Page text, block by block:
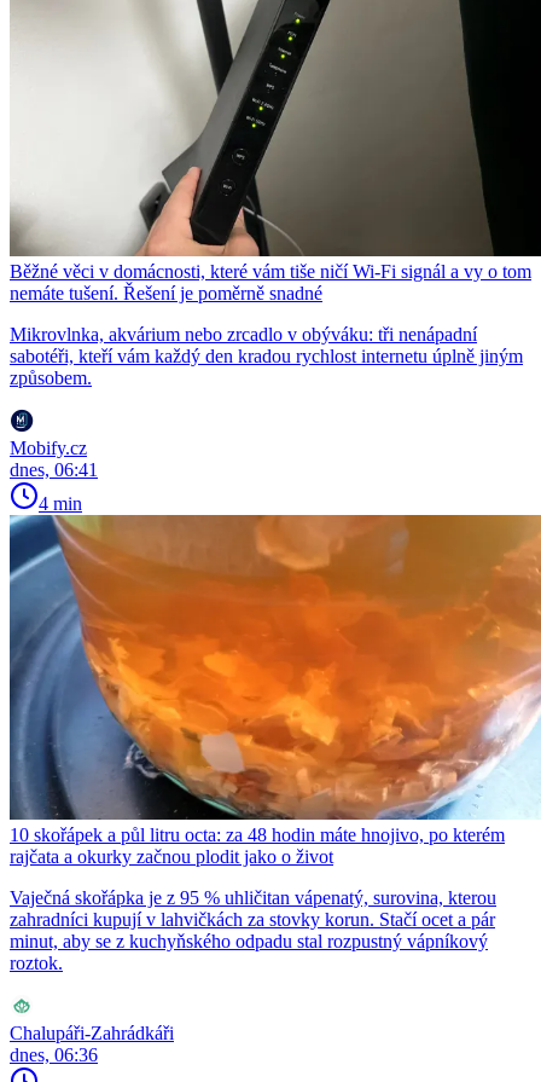
Běžné věci v domácnosti, které vám tiše ničí Wi-Fi signál a vy o tom
nemáte tušení. Řešení je poměrně snadné
Mikrovlnka, akvárium nebo zrcadlo v obýváku: tři nenápadní
sabotéři, kteří vám každý den kradou rychlost internetu úplně jiným
způsobem.
Mobify.cz
dnes, 06:41
4 min
10 skořápek a půl litru octa: za 48 hodin máte hnojivo, po kterém
rajčata a okurky začnou plodit jako o život
Vaječná skořápka je z 95 % uhličitan vápenatý, surovina, kterou
zahradníci kupují v lahvičkách za stovky korun. Stačí ocet a pár
minut, aby se z kuchyňského odpadu stal rozpustný vápníkový
roztok.
Chalupáři-Zahrádkáři
dnes, 06:36